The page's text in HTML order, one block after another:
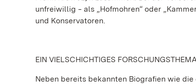
unfreiwillig ‒ als „Hofmohren“ oder
und Konservatoren.
EIN VIELSCHICHTIGES
Neben bereits bekannten Biografien wie